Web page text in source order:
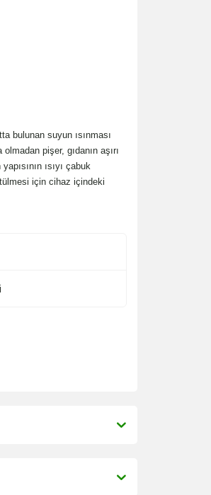
bulunan suyun ısınması
pişer, gıdanın aşırı
ısıyı çabuk
için cihaz içindeki